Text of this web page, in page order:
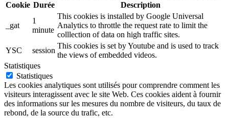
Cookie Durée Description
_gat
1
minute
This cookies is installed by Google Universal
Analytics to throttle the request rate to limit the
colllection of data on high traffic sites.
YSC
session
This cookies is set by Youtube and is used to track
the views of embedded videos.
Statistiques
Statistiques
Les cookies analytiques sont utilisés pour comprendre comment les
visiteurs interagissent avec le site Web. Ces cookies aident à fournir
des informations sur les mesures du nombre de visiteurs, du taux de
rebond, de la source du trafic, etc.